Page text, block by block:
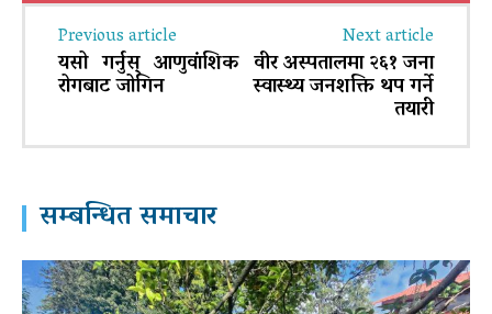
Previous article
यसो गर्नुस् आणुवांशिक
रोगबाट जोगिन
Next article
वीर अस्पतालमा २६१ जना
स्वास्थ्य जनशक्ति थप गर्ने
तयारी
सम्बन्धित समाचार